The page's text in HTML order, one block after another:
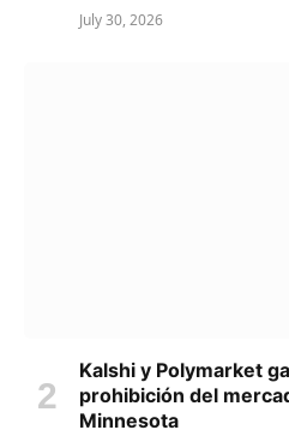
July 30, 2026
Kalshi y Polymarket
prohibición del
Minnesota